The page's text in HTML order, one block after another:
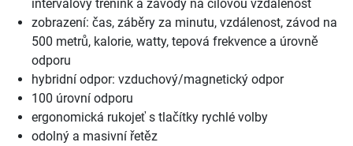
intervalový trénink a závody na cílovou vzdálenost
zobrazení: čas, záběry za minutu, vzdálenost, závod na
500 metrů, kalorie, watty, tepová frekvence a úrovně
odporu
hybridní odpor: vzduchový/magnetický odpor
100 úrovní odporu
ergonomická rukojeť s tlačítky rychlé volby
odolný a masivní řetěz